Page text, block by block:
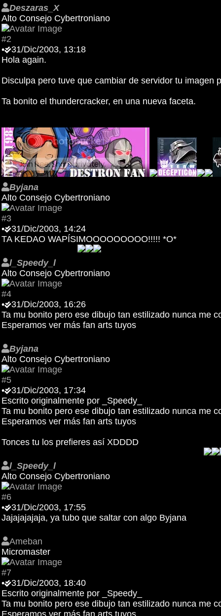
Deszaras_X
Alto Consejo Cybertroniano
#2
•
31/Dic/2003, 13:18
Hola again.
Disculpa pero tuve que cambiar de servidor tu imagen
Ta bonito el thundercracker, en una nueva faceta.
Byjana
Alto Consejo Cybertroniano
#3
•
31/Dic/2003, 14:24
TA KEDAO WAPÍSIMOOOOOOOOO!!!!! *O*
l_Speedy_l
Alto Consejo Cybertroniano
#4
•
31/Dic/2003, 16:26
Ta mu bonito pero ese dibujo tan estilizado nunca me
Esperamos ver más fan arts tuyos
Byjana
Alto Consejo Cybertroniano
#5
•
31/Dic/2003, 17:34
Escrito originalmente por _Speedy_
Ta mu bonito pero ese dibujo tan estilizado nunca me
Esperamos ver más fan arts tuyos
Tonces tu los prefieres así XDDDD
l_Speedy_l
Alto Consejo Cybertroniano
#6
•
31/Dic/2003, 17:55
Jajajajajaja, ya tubo que saltar con algo Byjana
Ameban
Micromaster
#7
•
31/Dic/2003, 18:40
Escrito originalmente por _Speedy_
Ta mu bonito pero ese dibujo tan estilizado nunca me
Esperamos ver más fan arts tuyos